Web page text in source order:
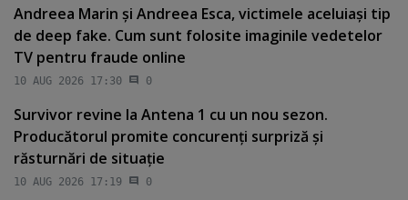
Andreea Marin şi Andreea Esca, victimele aceluiaşi tip
de deep fake. Cum sunt folosite imaginile vedetelor
TV pentru fraude online
10 AUG 2026 17:30 0
Survivor revine la Antena 1 cu un nou sezon.
Producătorul promite concurenţi surpriză şi
răsturnări de situaţie
10 AUG 2026 17:19 0